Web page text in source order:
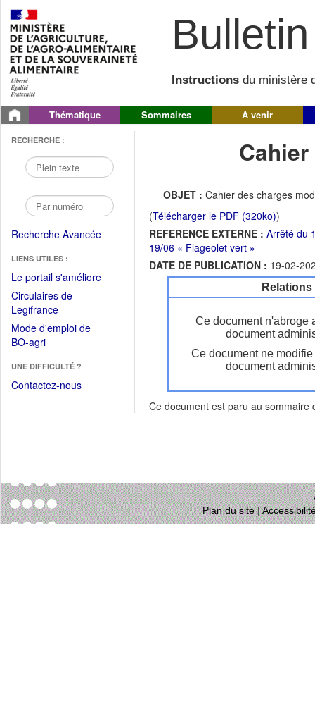
Instructions du ministère
Thématique Sommaires A venir
RECHERCHE :
Recherche Avancée
LIENS UTILES :
Le portail s'améliore(Fichier
Circulaires de
Legifrance(Ouvrir
dans
une
fenêtre)
Mode d'emploi de
BO-agri(Ouvrir
une
nouvelle
UNE DIFFICULTÉ ?
Contactez-nous
OBJET : Cahier des charges
(Télécharger le PDF (320ko))
REFERENCE EXTERNE : Arrêté du
19/06 « Flageolet vert »
DATE DE PUBLICATION : 19-02-
Ce document n'abroge
document
Ce document ne
document
Ce document est paru au sommaire
Plan du site|